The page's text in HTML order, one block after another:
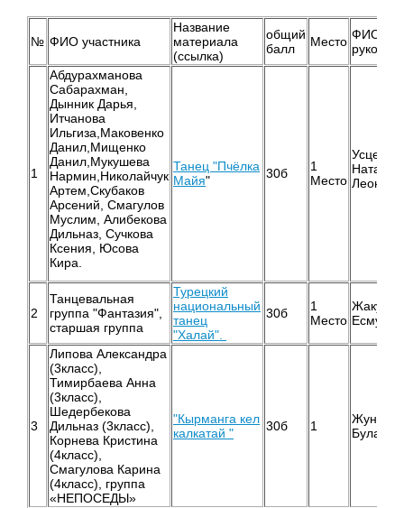
№ ФИО участника
Название
материала
(ссылка)
общий
балл
Место ФИО
1
Абдурахманова
Сабарахман,
Дынник Дарья,
Итчанова
Ильгиза,Маковенко
Данил,Мищенко
Данил,Мукушева
Нармин,Николайчук
Артем,Скубаков
Арсений, Смагулов
Муслим, Алибекова
Дильназ, Сучкова
Ксения, Юсова
Кира.
Танец "Пчёлка
Майя" 30б
1
Место
Наталья
2
Танцевальная
группа "Фантазия",
старшая группа
Турецкий
национальный
танец
"Халай".
30б
1
Место
3
Липова Александра
(3класс),
Тимирбаева Анна
(3класс),
Шедербекова
Дильназ (3класс),
Корнева Кристина
(4класс),
Смагулова Карина
(4класс), группа
«НЕПОСЕДЫ»
"Кырманга кел
калкатай "
30б 1